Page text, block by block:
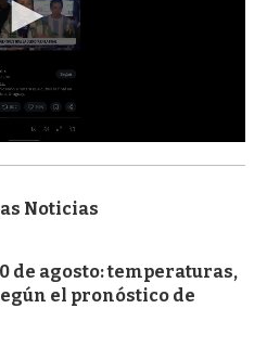
Noticias
de agosto: temperaturas,
el pronóstico de